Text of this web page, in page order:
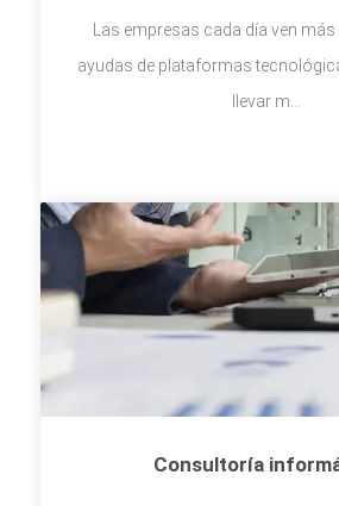
Las empresas cada día ven
ayudas de plataformas
llevar m...
Consultoría